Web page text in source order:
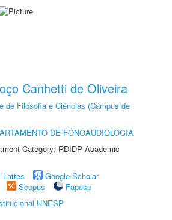
Canhetti de Oliveira
de Filosofia e Ciências (Câmpus de
DE FONOAUDIOLOGIA
Category: RDIDP Academic
Lattes
Google Scholar
Scopus
Fapesp
UNESP